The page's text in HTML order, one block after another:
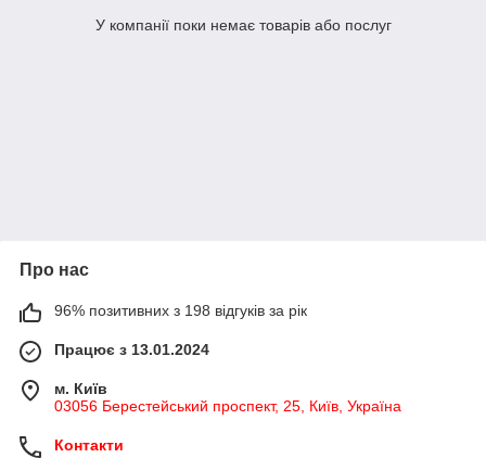
У компанії поки немає товарів або послуг
Про нас
96% позитивних з 198 відгуків за рік
Працює з 13.01.2024
м. Київ
03056 Берестейський проспект, 25, Київ, Україна
Контакти